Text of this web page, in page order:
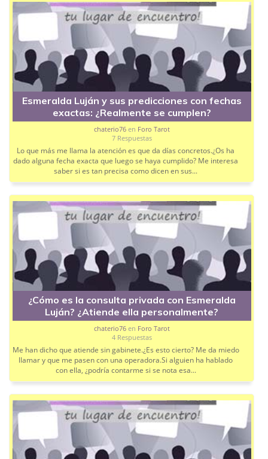
Esmeralda Luján y sus predicciones con fechas
exactas: ¿Realmente se cumplen?
chaterio76en Foro Tarot
7 Respuestas
Lo que más me llama la atención es que da días concretos.¿Os ha
dado alguna fecha exacta que luego se haya cumplido? Me interesa
saber si es tan precisa como dicen en sus...
¿Cómo es la consulta privada con Esmeralda
Luján? ¿Atiende ella personalmente?
chaterio76en Foro Tarot
4 Respuestas
Me han dicho que atiende sin gabinete.¿Es esto cierto? Me da miedo
llamar y que me pasen con una operadora.Si alguien ha hablado
con ella, ¿podría contarme si se nota esa...